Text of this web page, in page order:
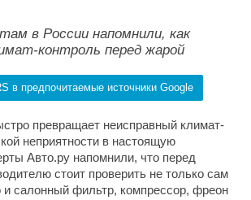
в России напомнили, как
контроль перед жарой
в предпочитаемые источники Google
превращает неисправный климат-
неприятности в настоящую
Авто.ру напомнили, что перед
стоит проверить не только сам
и салонный фильтр, компрессор, фреон